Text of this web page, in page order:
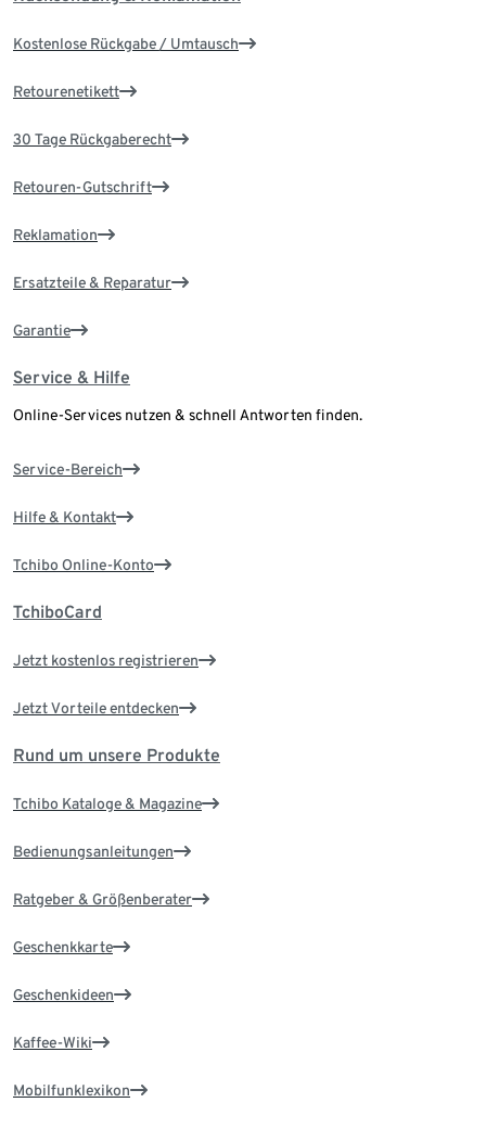
Kostenlose Rückgabe / Umtausch
Retourenetikett
30 Tage Rückgaberecht
Retouren-Gutschrift
Reklamation
Ersatzteile & Reparatur
Garantie
Service & Hilfe
Online-Services nutzen & schnell Antworten finden.
Service-Bereich
Hilfe & Kontakt
Tchibo Online-Konto
TchiboCard
Jetzt kostenlos registrieren
Jetzt Vorteile entdecken
Rund um unsere Produkte
Tchibo Kataloge & Magazine
Bedienungsanleitungen
Ratgeber & Größenberater
Geschenkkarte
Geschenkideen
Kaffee-Wiki
Mobilfunklexikon